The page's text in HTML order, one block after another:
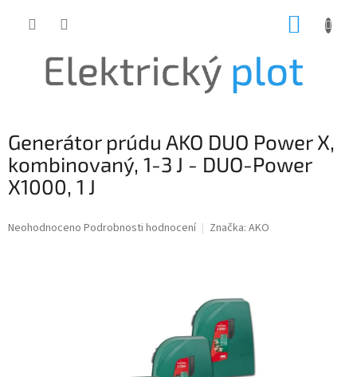
Generátor prúdu AKO DUO Power X,
kombinovaný, 1-3 J - DUO-Power
X1000, 1 J
Průměrné
Neohodnoceno Podrobnosti hodnocení Značka: AKO